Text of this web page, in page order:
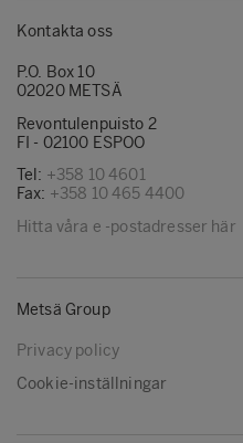
Kontakta oss
P.O. Box 10
02020 METSÄ
Revontulenpuisto 2
FI - 02100 ESPOO
Tel: +358 10 4601
Fax: +358 10 465 4400
Hitta våra e -postadresser här
Metsä Group
Privacy policy
Cookie-inställningar